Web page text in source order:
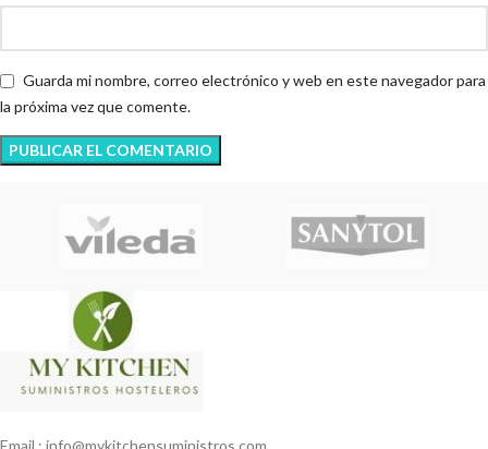
Guarda mi nombre, correo electrónico y web en este navegador para
la próxima vez que comente.
Email : info@mykitchensuministros.com